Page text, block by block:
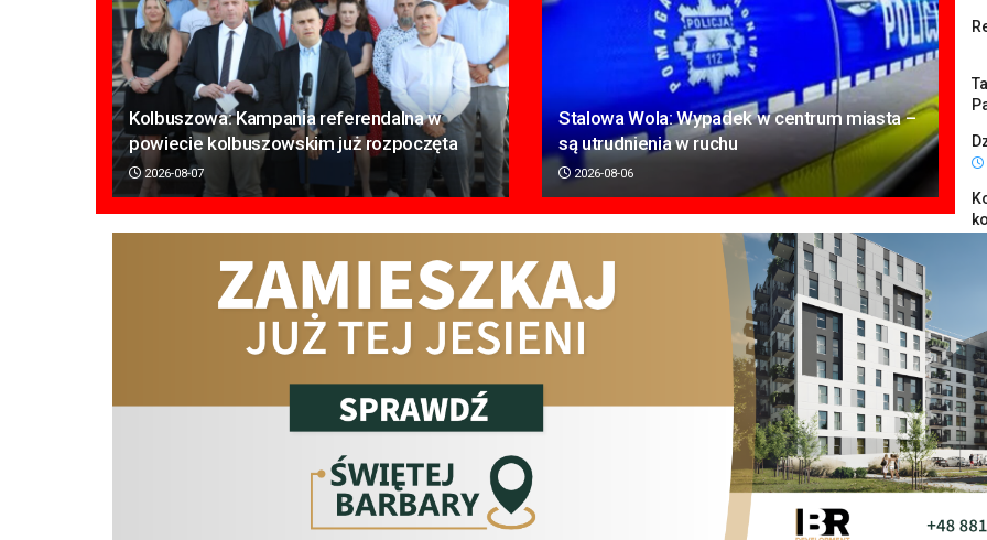
Kolbuszowa: Kampania referendalna w
powiecie kolbuszowskim już rozpoczęta
2026-08-07
Stalowa Wola: Wypadek w centrum miasta –
są utrudnienia w ruchu
2026-08-06